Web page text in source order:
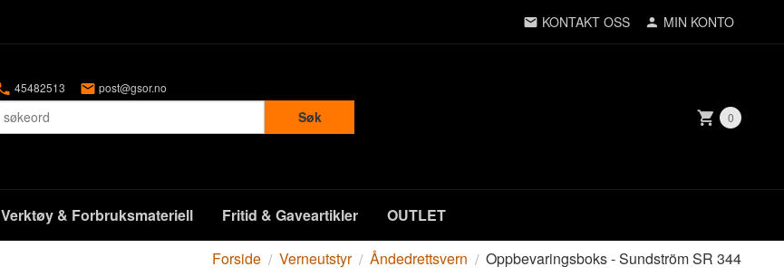
KONTAKT OSS MIN KONTO
45482513 post@gsor.no
Søk 0
Verktøy & Forbruksmateriell Fritid & Gaveartikler OUTLET
Forside Verneutstyr Åndedrettsvern Oppbevaringsboks - Sundström SR 344